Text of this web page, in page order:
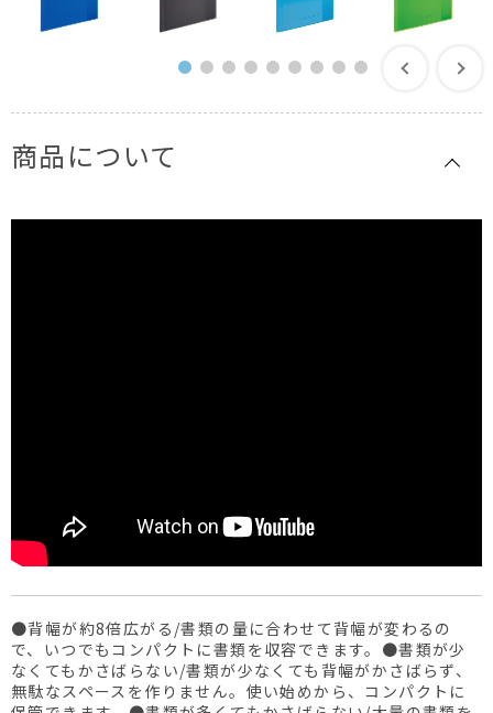
商品について
●背幅が約8倍広がる/書類の量に合わせて背幅が変わるの
で、いつでもコンパクトに書類を収容できます。●書類が少
なくてもかさばらない/書類が少なくても背幅がかさばらず、
無駄なスペースを作りません。使い始めから、コンパクトに